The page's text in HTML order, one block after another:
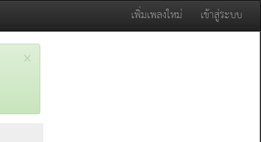
เพิ่มเพลงใหม่ เข้าสู่ระบบ
×